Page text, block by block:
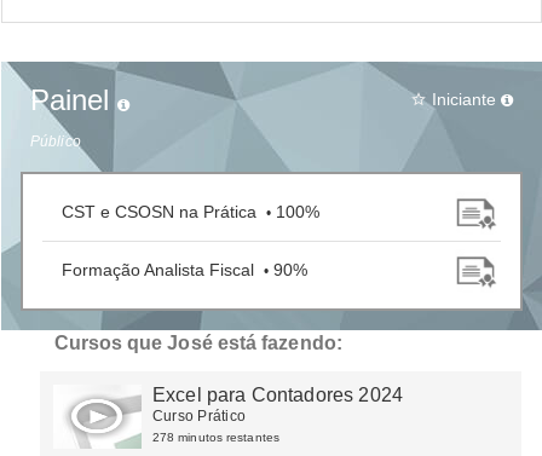
Painel
Público
star_border Iniciante
CST e CSOSN na Prática • 100%
Formação Analista Fiscal • 90%
Cursos que José está fazendo:
Excel para Contadores 2024
Curso Prático
278 minutos restantes